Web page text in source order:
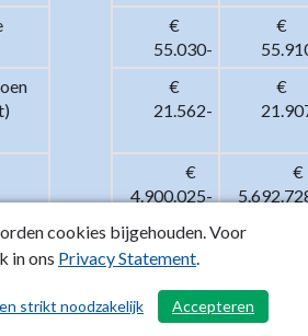
55.030-
21.562-
4.900.025-
€
5.467.909-
€
655.619-
/ 436
cookies bijgehouden. Voor
in ons Privacy Statement.
Accepteren
strikt noodzakelijk